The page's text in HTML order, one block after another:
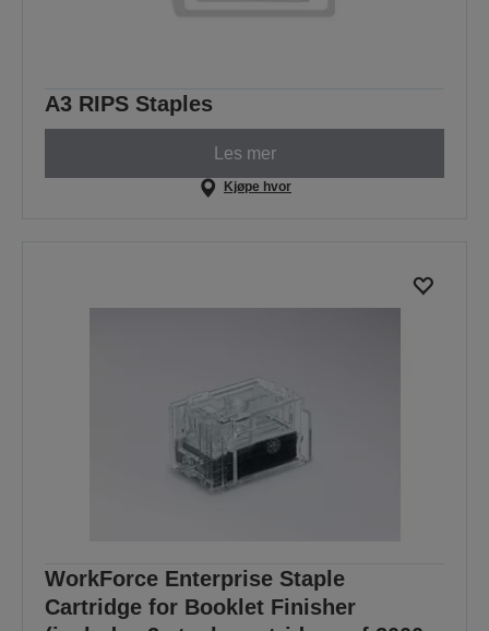
A3 RIPS Staples
Les mer
Kjøpe hvor
WorkForce Enterprise Staple
Cartridge for Booklet Finisher